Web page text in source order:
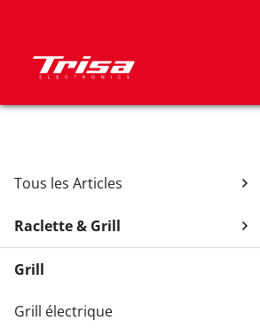
Tous les Articles
Raclette & Grill
Grill
Grill électrique